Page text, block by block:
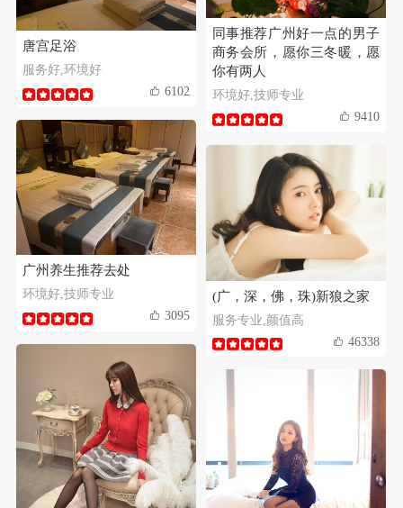
唐宫足浴
服务好,环境好
6102
同事推荐广州好一点的男子
商务会所，愿你三冬暖，愿
你有两人
环境好,技师专业
9410
广州养生推荐去处
环境好,技师专业
3095
(广，深，佛，珠)新狼之家
服务专业,颜值高
46338